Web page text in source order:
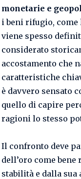
monetarie e
i beni rifugio, come
viene spesso
considerato
accostamento che
caratteristiche
è davvero sensato
quello di capire
ragioni lo stesso
Il confronto deve
dell’oro come
stabilità e dalla sua